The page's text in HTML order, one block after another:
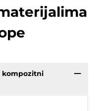
kompozitni